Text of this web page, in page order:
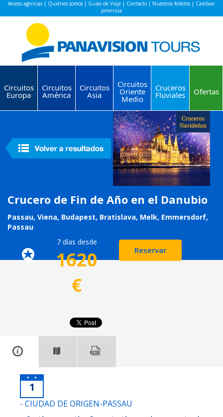
Acceso agencias | Quiénes somos | Guías de Viaje | Contacto | Nuestros folletos | Cambiar
provincia
Circuitos
Europa
Circuitos
América
Circuitos
Asia
Circuitos
Oriente
Medio
Cruceros
Fluviales Ofertas
Crucero de Fin de Año en el Danubio
Passau, Viena, Budapest, Bratislava, Melk, Emmersdorf,
Passau
7 días desde
1620
€
Reservar
1
- CIUDAD DE ORIGEN-PASSAU